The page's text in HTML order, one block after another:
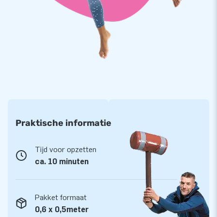
Praktische informatie
Tijd voor opzetten
ca. 10 minuten
Pakket formaat
0,6 x 0,5meter